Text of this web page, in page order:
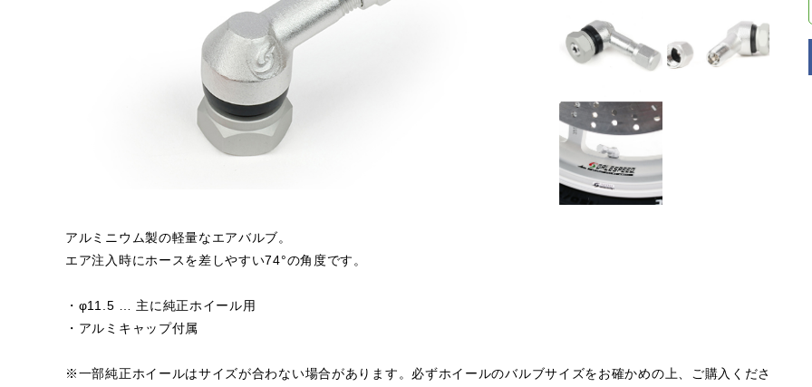
アルミニウム製の軽量なエアバルブ。
エア注入時にホースを差しやすい74°の角度です。
・φ11.5 … 主に純正ホイール用
・アルミキャップ付属
※一部純正ホイールはサイズが合わない場合があります。必ずホイールのバルブサイズをお確かめの上、ご購入くださ